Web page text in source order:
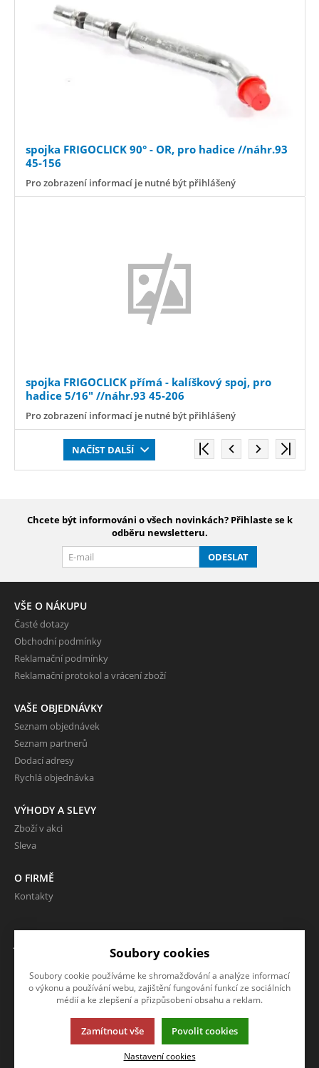
spojka FRIGOCLICK 90° - OR, pro hadice //náhr.93
45-156
Pro zobrazení informací je nutné být přihlášený
spojka FRIGOCLICK přímá - kalíškový spoj, pro
hadice 5/16" //náhr.93 45-206
Pro zobrazení informací je nutné být přihlášený
NAČÍST DALŠÍ
Chcete být informováni o všech novinkách? Přihlaste se k
odběru newsletteru.
ODESLAT
VŠE O NÁKUPU
Časté dotazy
Obchodní podmínky
Reklamační podmínky
Reklamační protokol a vrácení zboží
VAŠE OBJEDNÁVKY
Seznam objednávek
Seznam partnerů
Dodací adresy
Rychlá objednávka
VÝHODY A SLEVY
Zboží v akci
Sleva
O FIRMĚ
Kontakty
CZK (Kč)
Tato stránka používá soubory cookies. Klikněte pro více informací.
© 2013-2026 Internetový obchod VOR
Soubory cookies
Soubory cookie používáme ke shromažďování a analýze informací
o výkonu a používání webu, zajištění fungování funkcí ze sociálních
médií a ke zlepšení a přizpůsobení obsahu a reklam.
Zamítnout vše Povolit cookies
Nastavení cookies